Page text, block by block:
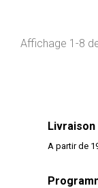
Affichage 1-8
A partir de